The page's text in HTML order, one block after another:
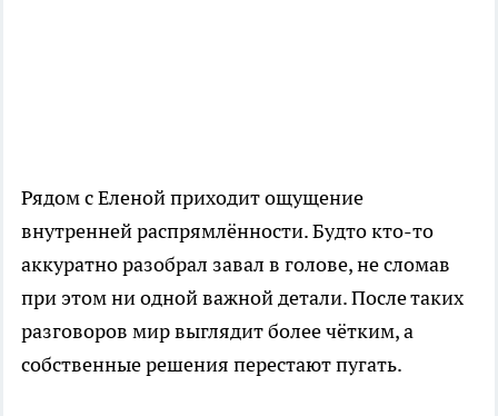
Рядом с Еленой приходит ощущение
внутренней распрямлённости. Будто кто-то
аккуратно разобрал завал в голове, не сломав
при этом ни одной важной детали. После таких
разговоров мир выглядит более чётким, а
собственные решения перестают пугать.